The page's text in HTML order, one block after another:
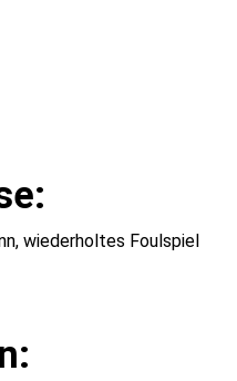
wiederholtes Foulspiel